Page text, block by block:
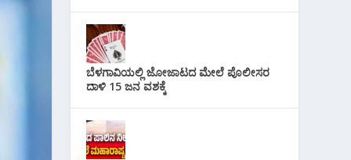
ಬೆಳಗಾವಿಯಲ್ಲಿ ಜೋಜಾಟದ ಮೇಲೆ ಪೊಲೀಸರ
ದಾಳಿ 15 ಜನ ವಶಕ್ಕೆ